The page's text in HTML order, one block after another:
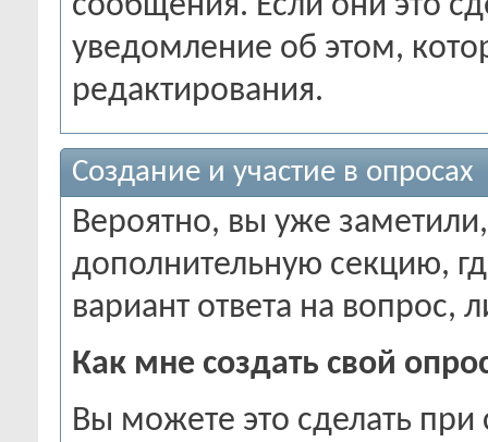
уведомление об этом,
редактирования.
Создание и участие в опросах
Вероятно, вы уже
дополнительную секцию,
вариант ответа на вопрос,
Как мне создать свой
Вы можете это сделать